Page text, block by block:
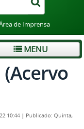
de Imprensa
MENU
10:44 | Publicado: Quinta,